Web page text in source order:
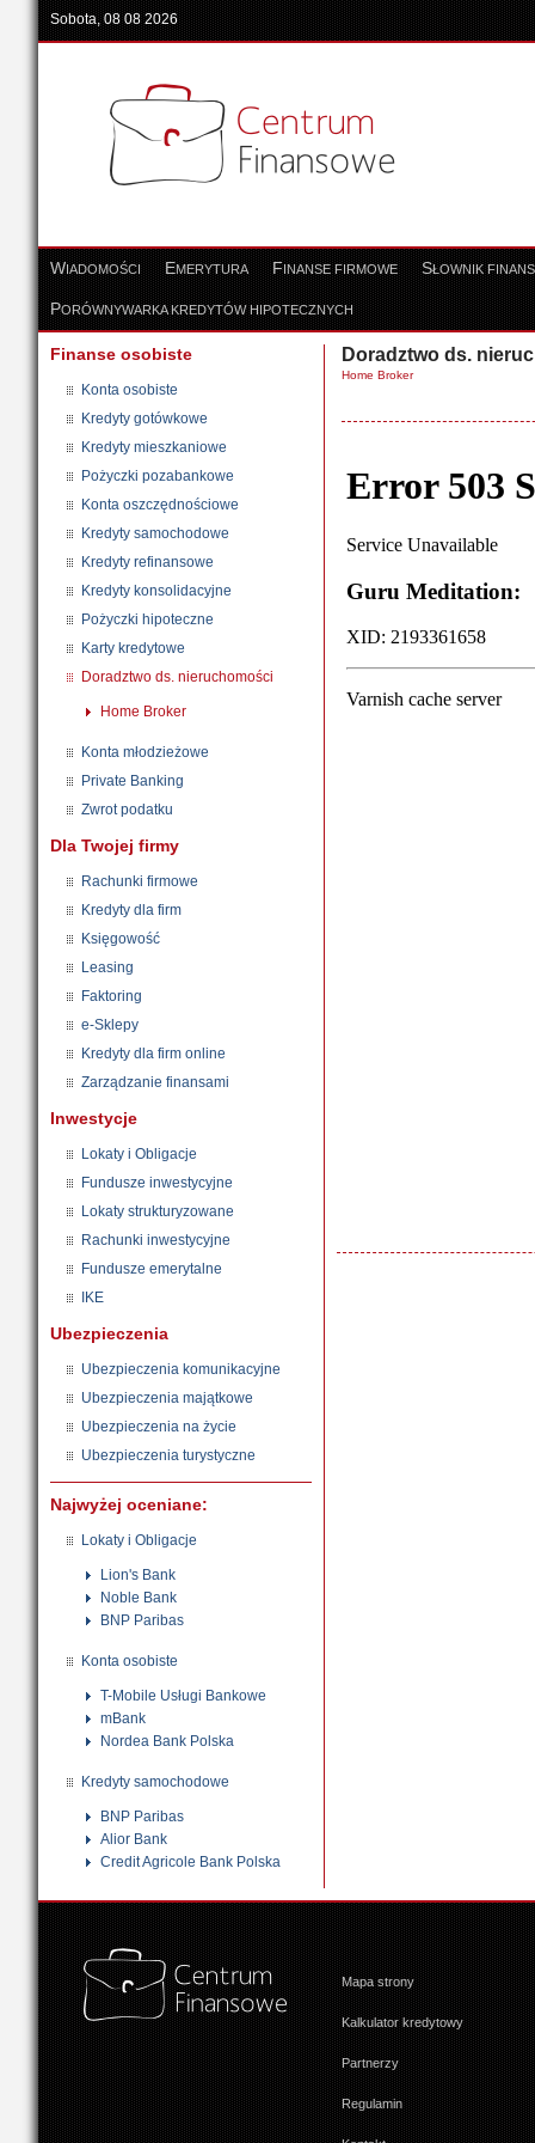
Sobota, 08 08 2026
WIADOMOŚCI EMERYTURA FINANSE FIRMOWE SŁOWNIK
PORÓWNYWARKA KREDYTÓW HIPOTECZNYCH
Finanse osobiste
Konta osobiste
Kredyty gotówkowe
Kredyty mieszkaniowe
Pożyczki pozabankowe
Konta oszczędnościowe
Kredyty samochodowe
Kredyty refinansowe
Kredyty konsolidacyjne
Pożyczki hipoteczne
Karty kredytowe
Doradztwo ds. nieruchomości
Home Broker
Konta młodzieżowe
Private Banking
Zwrot podatku
Dla Twojej firmy
Rachunki firmowe
Kredyty dla firm
Księgowość
Leasing
Faktoring
e-Sklepy
Kredyty dla firm online
Zarządzanie finansami
Inwestycje
Lokaty i Obligacje
Fundusze inwestycyjne
Lokaty strukturyzowane
Rachunki inwestycyjne
Fundusze emerytalne
IKE
Ubezpieczenia
Ubezpieczenia komunikacyjne
Ubezpieczenia majątkowe
Ubezpieczenia na życie
Ubezpieczenia turystyczne
Najwyżej oceniane:
Lokaty i Obligacje
Lion's Bank
Noble Bank
BNP Paribas
Konta osobiste
T-Mobile Usługi Bankowe
mBank
Nordea Bank Polska
Kredyty samochodowe
BNP Paribas
Alior Bank
Credit Agricole Bank Polska
Doradztwo ds.
Home Broker
Mapa strony
Kalkulator kredytowy
Partnerzy
Regulamin